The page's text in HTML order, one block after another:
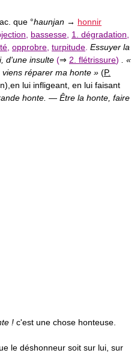
que °haunjan → honnir
bassesse 1. dégradation
opprobre turpitude Essuyer la
d'une insulte (⇒ 2. flétrissure) . «
réparer ma honte » (P.
en lui infligeant, en lui faisant
honte. — Être la honte, faire
! c'est une chose honteuse.
le déshonneur soit sur lui, sur